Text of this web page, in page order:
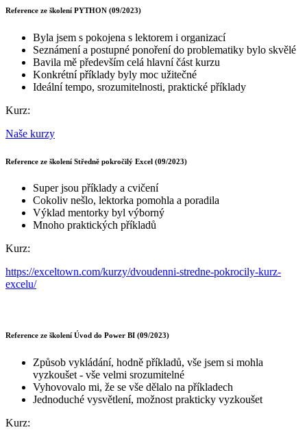
Reference ze školení PYTHON (09/2023)
Byla jsem s pokojena s lektorem i organizací
Seznámení a postupné ponoření do problematiky bylo skvělé
Bavila mě především celá hlavní část kurzu
Konkrétní příklady byly moc užitečné
Ideální tempo, srozumitelnosti, praktické příklady
Kurz:
Naše kurzy
Reference ze školení Středně pokročilý Excel (09/2023)
Super jsou příklady a cvičení
Cokoliv nešlo, lektorka pomohla a poradila
Výklad mentorky byl výborný
Mnoho praktických příkladů
Kurz:
https://exceltown.com/kurzy/dvoudenni-stredne-pokrocily-kurz-
excelu/
Reference ze školení Úvod do Power BI (09/2023)
Způsob vykládání, hodně příkladů, vše jsem si mohla
vyzkoušet - vše velmi srozumitelné
Vyhovovalo mi, že se vše dělalo na příkladech
Jednoduché vysvětlení, možnost prakticky vyzkoušet
Kurz: